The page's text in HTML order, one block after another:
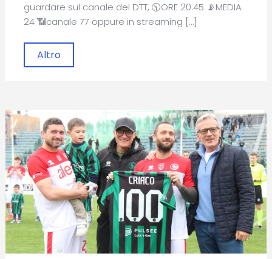
guardare sul canale del DTT, 🕥ORE 20.45 📡MEDIA
24 📶canale 77 oppure in streaming […]
Altro